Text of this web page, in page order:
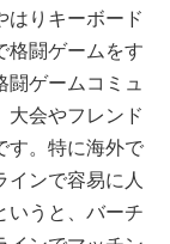
はりキーボード
格闘ゲームをす
闘ゲームコミュ
大会やフレンド
す。特に海外で
インで容易に人
いうと、バーチ